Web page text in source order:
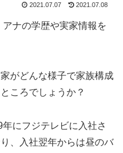
2021.07.07 2021.07.08
ナの学歴や実家情報を
がどんな様子で家族構成
ころでしょうか？
にフジテレビに入社さ
、入社翌年からは昼のバ